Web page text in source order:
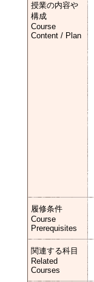
授業の内容や
構成
Course
Content / Plan
履修条件
Course
Prerequisites
関連する科目
Related
Courses